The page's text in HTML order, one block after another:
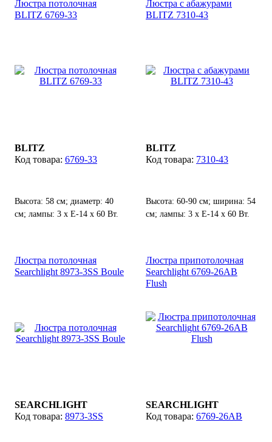
Люстра потолочная
BLITZ 6769-33
BLITZ
6769-33
Высота: 58 см; диаметр: 40
см; лампы: 3 х Е-14 х 60 Вт.
Люстра с абажурами
BLITZ 7310-43
BLITZ
7310-43
Высота: 60-90 см; ширина: 54
см; лампы: 3 х Е-14 х 60 Вт.
Люстра потолочная
Searchlight 8973-3SS Boule
SEARCHLIGHT
8973-3SS
Люстра припотолочная
Searchlight 6769-26AB
Flush
SEARCHLIGHT
6769-26AB